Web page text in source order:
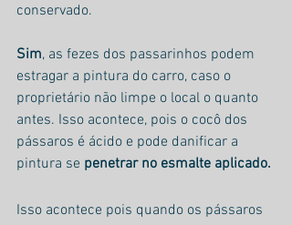
conservado.
Sim, as fezes dos passarinhos podem
estragar a pintura do carro, caso o
proprietário não limpe o local o quanto
antes. Isso acontece, pois o cocô dos
pássaros é ácido e pode danificar a
pintura se penetrar no esmalte aplicado.
Isso acontece pois quando os pássaros